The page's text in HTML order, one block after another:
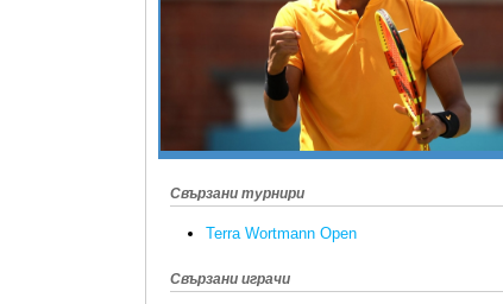
Свързани турнири
Terra Wortmann Open
Свързани играчи